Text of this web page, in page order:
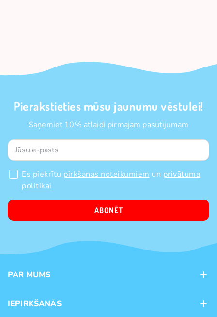
Pierakstieties mūsu jaunumu vēstulei!
Saņemiet 10% atlaidi pirmajam pasūtījumam
Es piekrītu pirkšanas noteikumiem un privātuma
politikai
ABONĒT
PAR MUMS
Veikali
IEPIRKŠANĀS